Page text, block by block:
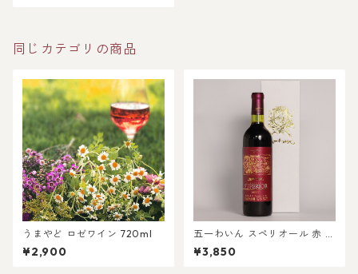
同じカテゴリの商品
うまやど ロゼワイン 720ml
¥2,900
五一わいん スペリオール 赤 7
20ml
¥3,850